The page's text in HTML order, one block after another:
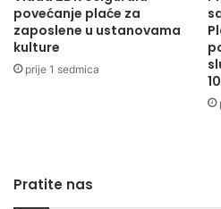
povećanje plaće za
zaposlene u ustanovama
kulture
prije 1 sedmica
Pratite nas